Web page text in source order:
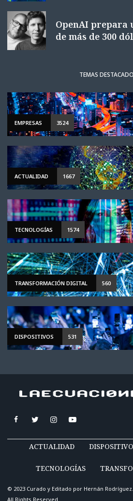
OpenAI prepara
de más de 300
TEMAS
EMPRESAS 3524
ACTUALIDAD 1667
TECNOLOGÍAS 1574
TRANSFORMACIÓN DIGITAL 560
DISPOSITIVOS 531
ACTUALIDAD
TECNOLOGÍAS
© 2023 Curado y Editado por Hernán Rodríguez.
All Rights Reserved.